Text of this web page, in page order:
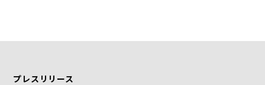
プレスリリース